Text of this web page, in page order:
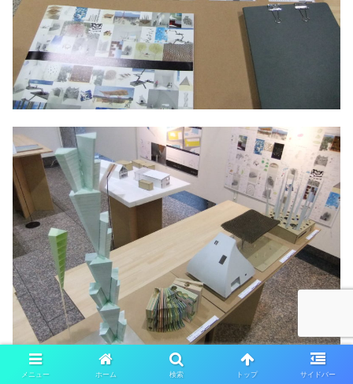
メニュー ホーム 検索 トップ サイドバー